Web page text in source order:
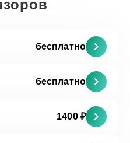
бесплатно
бесплатно
1400 ₽